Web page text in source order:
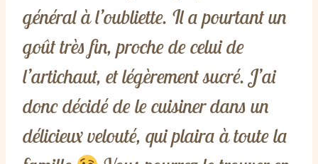
général à l’oubliette. Il a pourtant un
goût très fin, proche de celui de
l’artichaut, et légèrement sucré. J’ai
donc décidé de le cuisiner dans un
délicieux velouté, qui plaira à toute la